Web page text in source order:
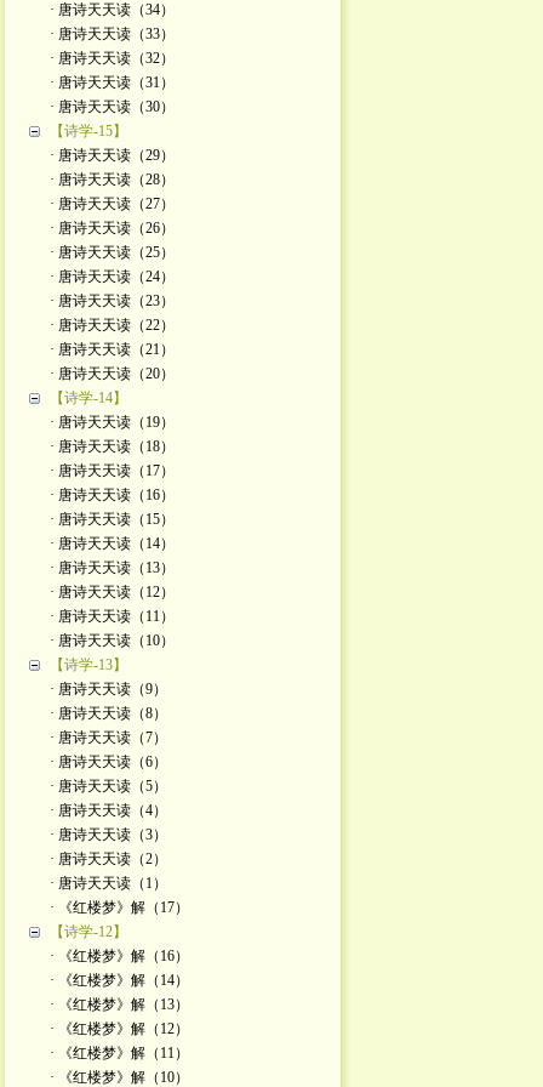
· 唐诗天天读（34）
· 唐诗天天读（33）
· 唐诗天天读（32）
· 唐诗天天读（31）
· 唐诗天天读（30）
【诗学-15】
· 唐诗天天读（29）
· 唐诗天天读（28）
· 唐诗天天读（27）
· 唐诗天天读（26）
· 唐诗天天读（25）
· 唐诗天天读（24）
· 唐诗天天读（23）
· 唐诗天天读（22）
· 唐诗天天读（21）
· 唐诗天天读（20）
【诗学-14】
· 唐诗天天读（19）
· 唐诗天天读（18）
· 唐诗天天读（17）
· 唐诗天天读（16）
· 唐诗天天读（15）
· 唐诗天天读（14）
· 唐诗天天读（13）
· 唐诗天天读（12）
· 唐诗天天读（11）
· 唐诗天天读（10）
【诗学-13】
· 唐诗天天读（9）
· 唐诗天天读（8）
· 唐诗天天读（7）
· 唐诗天天读（6）
· 唐诗天天读（5）
· 唐诗天天读（4）
· 唐诗天天读（3）
· 唐诗天天读（2）
· 唐诗天天读（1）
· 《红楼梦》解（17）
【诗学-12】
· 《红楼梦》解（16）
· 《红楼梦》解（14）
· 《红楼梦》解（13）
· 《红楼梦》解（12）
· 《红楼梦》解（11）
· 《红楼梦》解（10）